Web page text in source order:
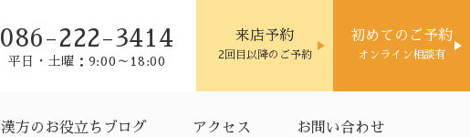
086-222-3414
平日・土曜：9:00～18:00
来店予約
2回目以降のご予約
初めてのご予約
オンライン相談有
漢方のお役立ちブログ アクセス お問い合わせ